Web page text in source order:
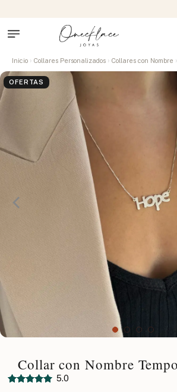
Inicio Collares Personalizados Collares con Nombre
OFERTAS
Collar con Nombre Tempo
5.0